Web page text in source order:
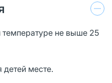
температуре не выше 25
детей месте.